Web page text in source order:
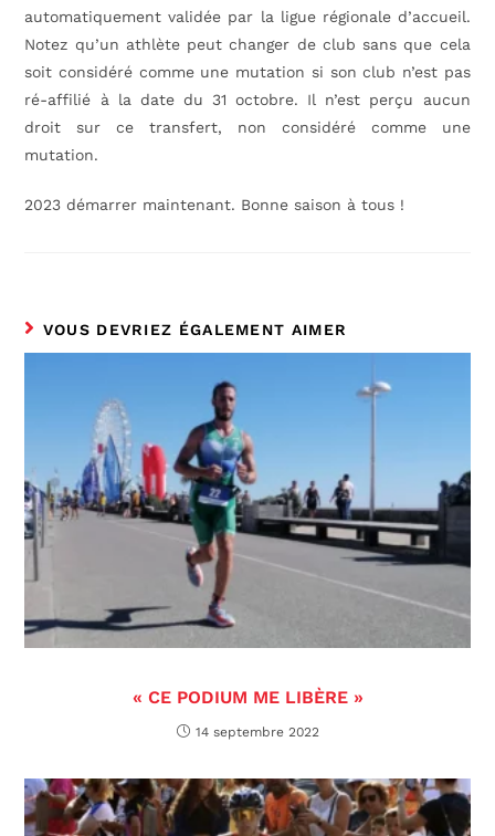
automatiquement validée par la ligue régionale d’accueil.
Notez qu’un athlète peut changer de club sans que cela
soit considéré comme une mutation si son club n’est pas
ré-affilié à la date du 31 octobre. Il n’est perçu aucun
droit sur ce transfert, non considéré comme une
mutation.
2023 démarrer maintenant. Bonne saison à tous !
VOUS DEVRIEZ ÉGALEMENT AIMER
« CE PODIUM ME LIBÈRE »
14 septembre 2022